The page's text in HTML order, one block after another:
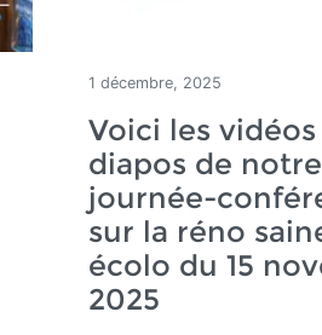
1 décembre, 2025
Voici les
diapos de notre
journée-
sur la réno
écolo du 15
2025